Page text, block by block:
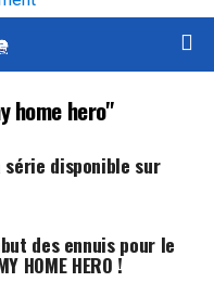
home hero"
série disponible sur
des ennuis pour le
HOME HERO !